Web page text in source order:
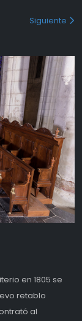
Siguiente
en 1805 se
retablo
al